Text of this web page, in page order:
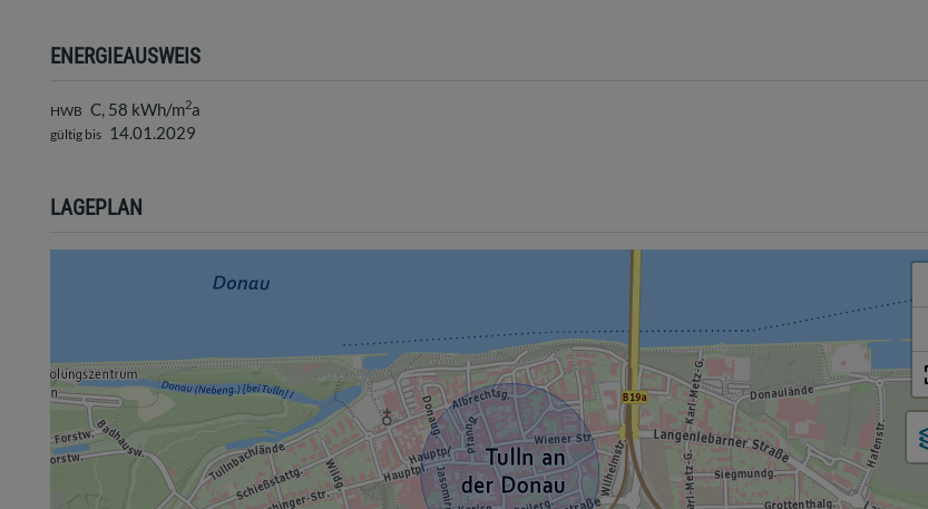
ENERGIEAUSWEIS
HWB C, 58 kWh/m2a
gültig bis 14.01.2029
LAGEPLAN